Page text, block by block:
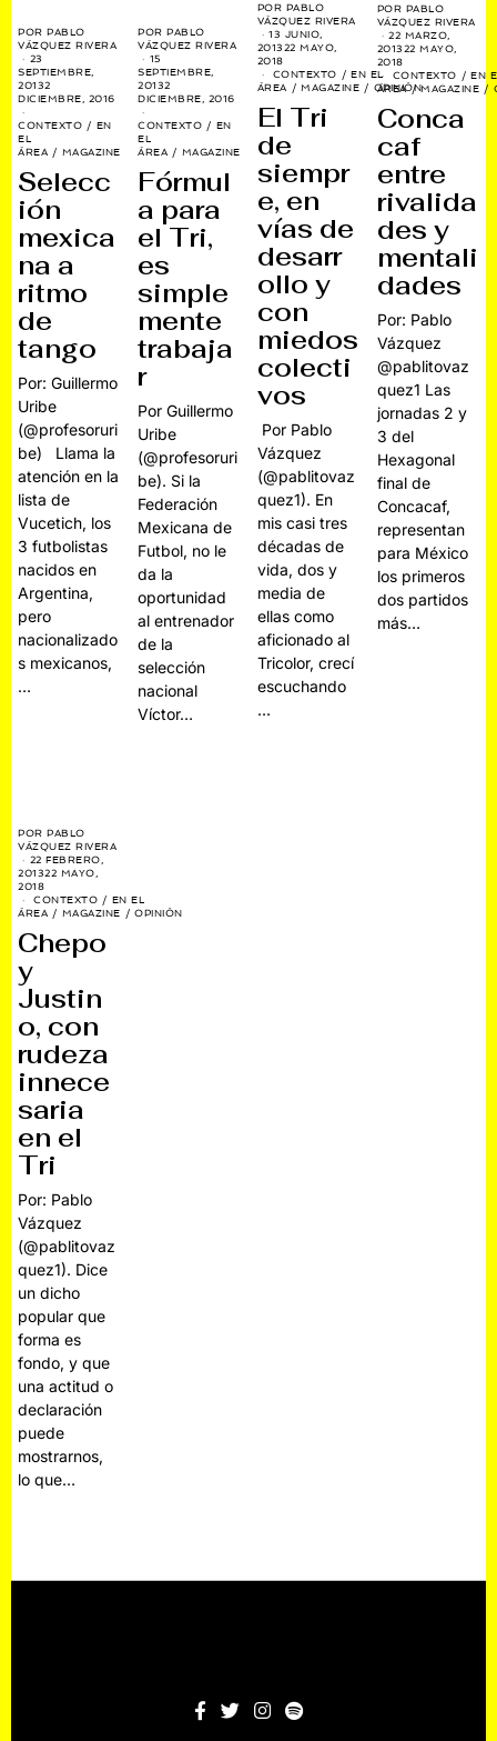
PORPABLO
VÁZQUEZ RIVERA
23
SEPTIEMBRE,
20132
DICIEMBRE, 2016
CONTEXTO / EN
EL
ÁREA / MAGAZINE
Selecc
ión
mexica
na a
ritmo
de
tango
Por: Guillermo
Uribe
(@profesoruri
be) Llama la
atención en la
lista de
Vucetich, los
3 futbolistas
nacidos en
Argentina,
pero
nacionalizado
s mexicanos,
…
PORPABLO
VÁZQUEZ RIVERA
15
SEPTIEMBRE,
20132
DICIEMBRE, 2016
CONTEXTO / EN
EL
ÁREA / MAGAZINE
Fórmul
a para
el Tri,
es
simple
mente
trabaja
r
Por Guillermo
Uribe
(@profesoruri
be). Si la
Federación
Mexicana de
Futbol, no le
da la
oportunidad
al entrenador
de la
selección
nacional
Víctor…
POR PABLO
VÁZQUEZ RIVERA
13 JUNIO,
2013 22 MAYO,
2018
CONTEXTO / EN EL
ÁREA / MAGAZINE / OPINIÓN
El Tri
de
siempr
e, en
vías de
desarr
ollo y
con
miedos
colecti
vos
Por Pablo
Vázquez
(@pablitovaz
quez1). En
mis casi tres
décadas de
vida, dos y
media de
ellas como
aficionado al
Tricolor, crecí
escuchando
…
POR PABLO
VÁZQUEZ RIVERA
22 MARZO,
2013 22 MAYO,
2018
CONTEXTO / EN
ÁREA / MAGAZINE /
Conca
caf
entre
rivalida
des y
mentali
dades
Por: Pablo
Vázquez
@pablitovaz
quez1 Las
jornadas 2 y
3 del
Hexagonal
final de
Concacaf,
representan
para México
los primeros
dos partidos
más…
PORPABLO
VÁZQUEZ RIVERA
22 FEBRERO,
201322 MAYO,
2018
CONTEXTO / EN EL
ÁREA / MAGAZINE / OPINIÓN
Chepo
y
Justin
o, con
rudeza
innece
saria
en el
Tri
Por: Pablo
Vázquez
(@pablitovaz
quez1). Dice
un dicho
popular que
forma es
fondo, y que
una actitud o
declaración
puede
mostrarnos,
lo que…